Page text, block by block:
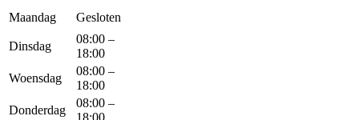
Maandag Gesloten
Dinsdag
08:00 –
18:00
Woensdag
08:00 –
18:00
Donderdag
08:00 –